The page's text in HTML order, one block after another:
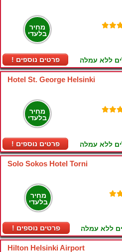
מחיר
בלעדי
! פרטים נוספים ללא עמלה
Hotel St. George Helsinki
מחיר
בלעדי
! פרטים נוספים ללא עמלה
Solo Sokos Hotel Torni
מחיר
בלעדי
! פרטים נוספים ללא עמלה
Hilton Helsinki Airport